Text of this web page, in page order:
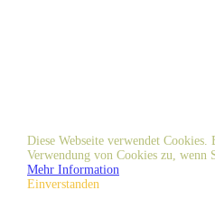
Diese Webseite verwendet
Verwendung von Cookies zu, wenn
Mehr Information
Einverstanden